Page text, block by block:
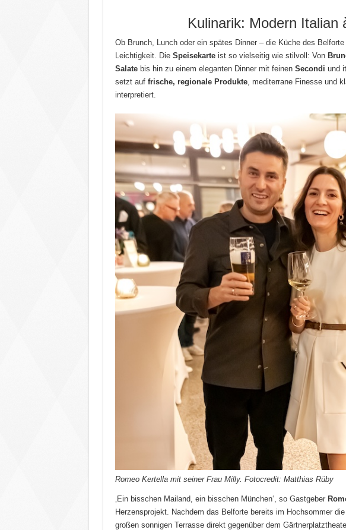
Kulinarik: Modern Italian
Ob Brunch, Lunch oder ein spätes Dinner – die Küche des
Leichtigkeit. Die Speisekarteist so vielseitig wie stilvoll: Von
Salatebis hin zu einem eleganten Dinner mit feinen Secondi und
setzt auf frische, regionale Produkte, mediterrane Finesse und
interpretiert.
Romeo Kertella mit seiner Frau Milly. Fotocredit: Matthias Rüby
‚Ein bisschen Mailand, ein bisschen München‘, so Gastgeber
Herzensprojekt. Nachdem das Belforte bereits im Hochsommer
großen sonnigen Terrasse direkt gegenüber dem